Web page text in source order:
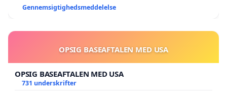
Gennemsigtighedsmeddelelse
OPSIG BASEAFTALEN MED USA
OPSIG BASEAFTALEN MED USA
731 underskrifter